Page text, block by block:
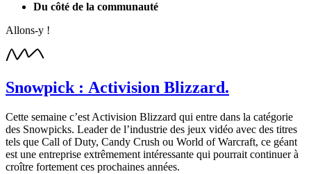
Du côté de la communauté
Allons-y !
Snowpick : Activision Blizzard.
Cette semaine c’est Activision Blizzard qui entre dans la catégorie
des Snowpicks. Leader de l’industrie des jeux vidéo avec des titres
tels que Call of Duty, Candy Crush ou World of Warcraft, ce géant
est une entreprise extrêmement intéressante qui pourrait continuer à
croître fortement ces prochaines années.